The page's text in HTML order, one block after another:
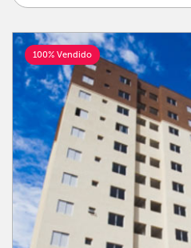
100% Vendido